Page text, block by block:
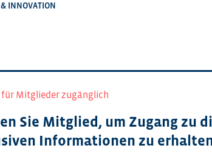
INNOVATION
für Mitglieder zugänglich
Sie Mitglied, um Zugang zu
Informationen zu